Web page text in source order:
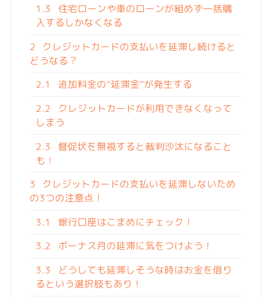
1.3
住宅ローンや車のローンが組めず一括購
入するしかなくなる
2
クレジットカードの支払いを延滞し続けると
どうなる？
2.1
追加料金の”延滞金”が発生する
2.2
クレジットカードが利用できなくなって
しまう
2.3
督促状を無視すると裁判沙汰になること
も！
3
クレジットカードの支払いを延滞しないため
の3つの注意点！
3.1
銀行口座はこまめにチェック！
3.2
ボーナス月の延滞に気をつけよう！
3.3
どうしても延滞しそうな時はお金を借り
るという選択肢もあり！